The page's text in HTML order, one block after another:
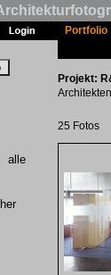
alle
Portfolio
Projekt:
25 Fotos